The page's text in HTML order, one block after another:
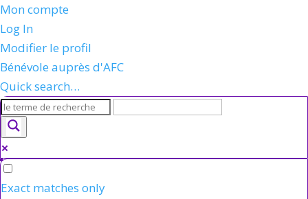
Mon compte
Log In
Modifier le profil
Bénévole auprès d'AFC
Quick search…
Exact matches only